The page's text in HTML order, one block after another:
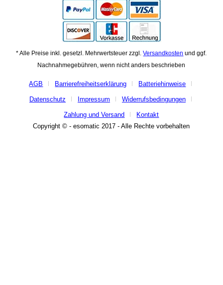
* Alle Preise inkl. gesetzl. Mehrwertsteuer zzgl.Versandkosten und ggf.
Nachnahmegebühren, wenn nicht anders beschrieben
AGB Barrierefreiheitserklärung Batteriehinweise
Datenschutz Impressum Widerrufsbedingungen
Zahlung und Versand
Kontakt
Copyright © - esomatic 2017 - Alle Rechte vorbehalten